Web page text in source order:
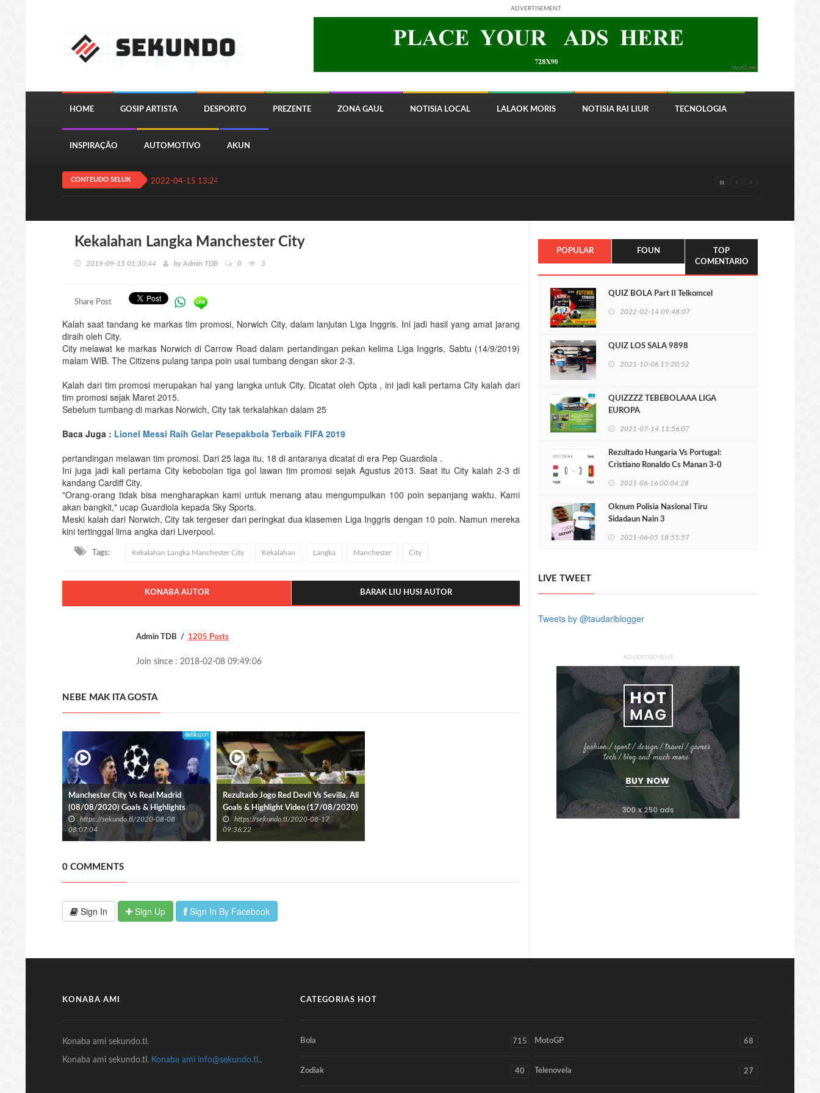
ADVERTISEMENT
HOME GOSIP ARTISTA DESPORTO PREZENTE ZONA GAUL NOTISIA LOCAL LALAOK MORIS NOTISIA RAI LIUR TECNOLOGIA
INSPIRAÇÃO AUTOMOTIVO AKUN
CONTEUDO SELUK 2022-04-15 13:24:11
Kekalahan Langka Manchester City
2019-09-15 01:30:44 by Admin TDB 0 3
Share Post
Kalah saat tandang ke markas tim promosi, Norwich City, dalam lanjutan Liga Inggris. Ini jadi hasil yang amat jarang
diraih oleh City.
City melawat ke markas Norwich di Carrow Road dalam pertandingan pekan kelima Liga Inggris, Sabtu (14/9/2019)
malam WIB. The Citizens pulang tanpa poin usai tumbang dengan skor 2-3.
Kalah dari tim promosi merupakan hal yang langka untuk City. Dicatat oleh Opta , ini jadi kali pertama City kalah dari
tim promosi sejak Maret 2015.
Sebelum tumbang di markas Norwich, City tak terkalahkan dalam 25
Baca Juga : Lionel Messi Raih Gelar Pesepakbola Terbaik FIFA 2019
pertandingan melawan tim promosi. Dari 25 laga itu, 18 di antaranya dicatat di era Pep Guardiola .
Ini juga jadi kali pertama City kebobolan tiga gol lawan tim promosi sejak Agustus 2013. Saat itu City kalah 2-3 di
kandang Cardiff City.
"Orang-orang tidak bisa mengharapkan kami untuk menang atau mengumpulkan 100 poin sepanjang waktu. Kami
akan bangkit," ucap Guardiola kepada Sky Sports.
Meski kalah dari Norwich, City tak tergeser dari peringkat dua klasemen Liga Inggris dengan 10 poin. Namun mereka
kini tertinggal lima angka dari Liverpool.
Tags: Kekalahan Langka Manchester City Kekalahan Langka Manchester City
KONABA AUTOR BARAK LIU HUSI AUTOR
Admin TDB 1205 Posts
Join since : 2018-02-08 09:49:06
NEBE MAK ITA GOSTA
Manchester City Vs Real Madrid
(08/08/2020) Goals & Highlights
https://sekundo.tl/2020-08-08
08:07:04
Rezultado Jogo Red Devil Vs Sevilla, All
Goals & Highlight Video (17/08/2020)
https://sekundo.tl/2020-08-17
09:36:22
0 COMMENTS
Sign In Sign Up Sign In By Facebook
POPULAR FOUN
TOP
COMENTARIO
QUIZ BOLA Part II Telkomcel
2022-02-14 09:48:07
QUIZ LOS SALA 9898
2021-10-06 15:20:52
QUIZZZZ TEBEBOLAAA LIGA
EUROPA
2021-07-14 11:56:07
Rezultado Hungaria Vs Portugal:
Cristiano Ronaldo Cs Manan 3-0
2021-06-16 00:04:28
Oknum Polisia Nasional Tiru
Sidadaun Nain 3
2021-06-05 18:55:57
LIVE TWEET
Tweets by @taudariblogger
ADVERTISEMENT
KONABA AMI
Konaba ami sekundo.tl.
Konaba ami sekundo.tl. Konaba ami info@sekundo.tl..
CATEGORIAS HOT
Bola 715 MotoGP 68
Zodiak 40 Telenovela 27